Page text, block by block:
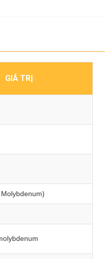
GIÁ TRỊ